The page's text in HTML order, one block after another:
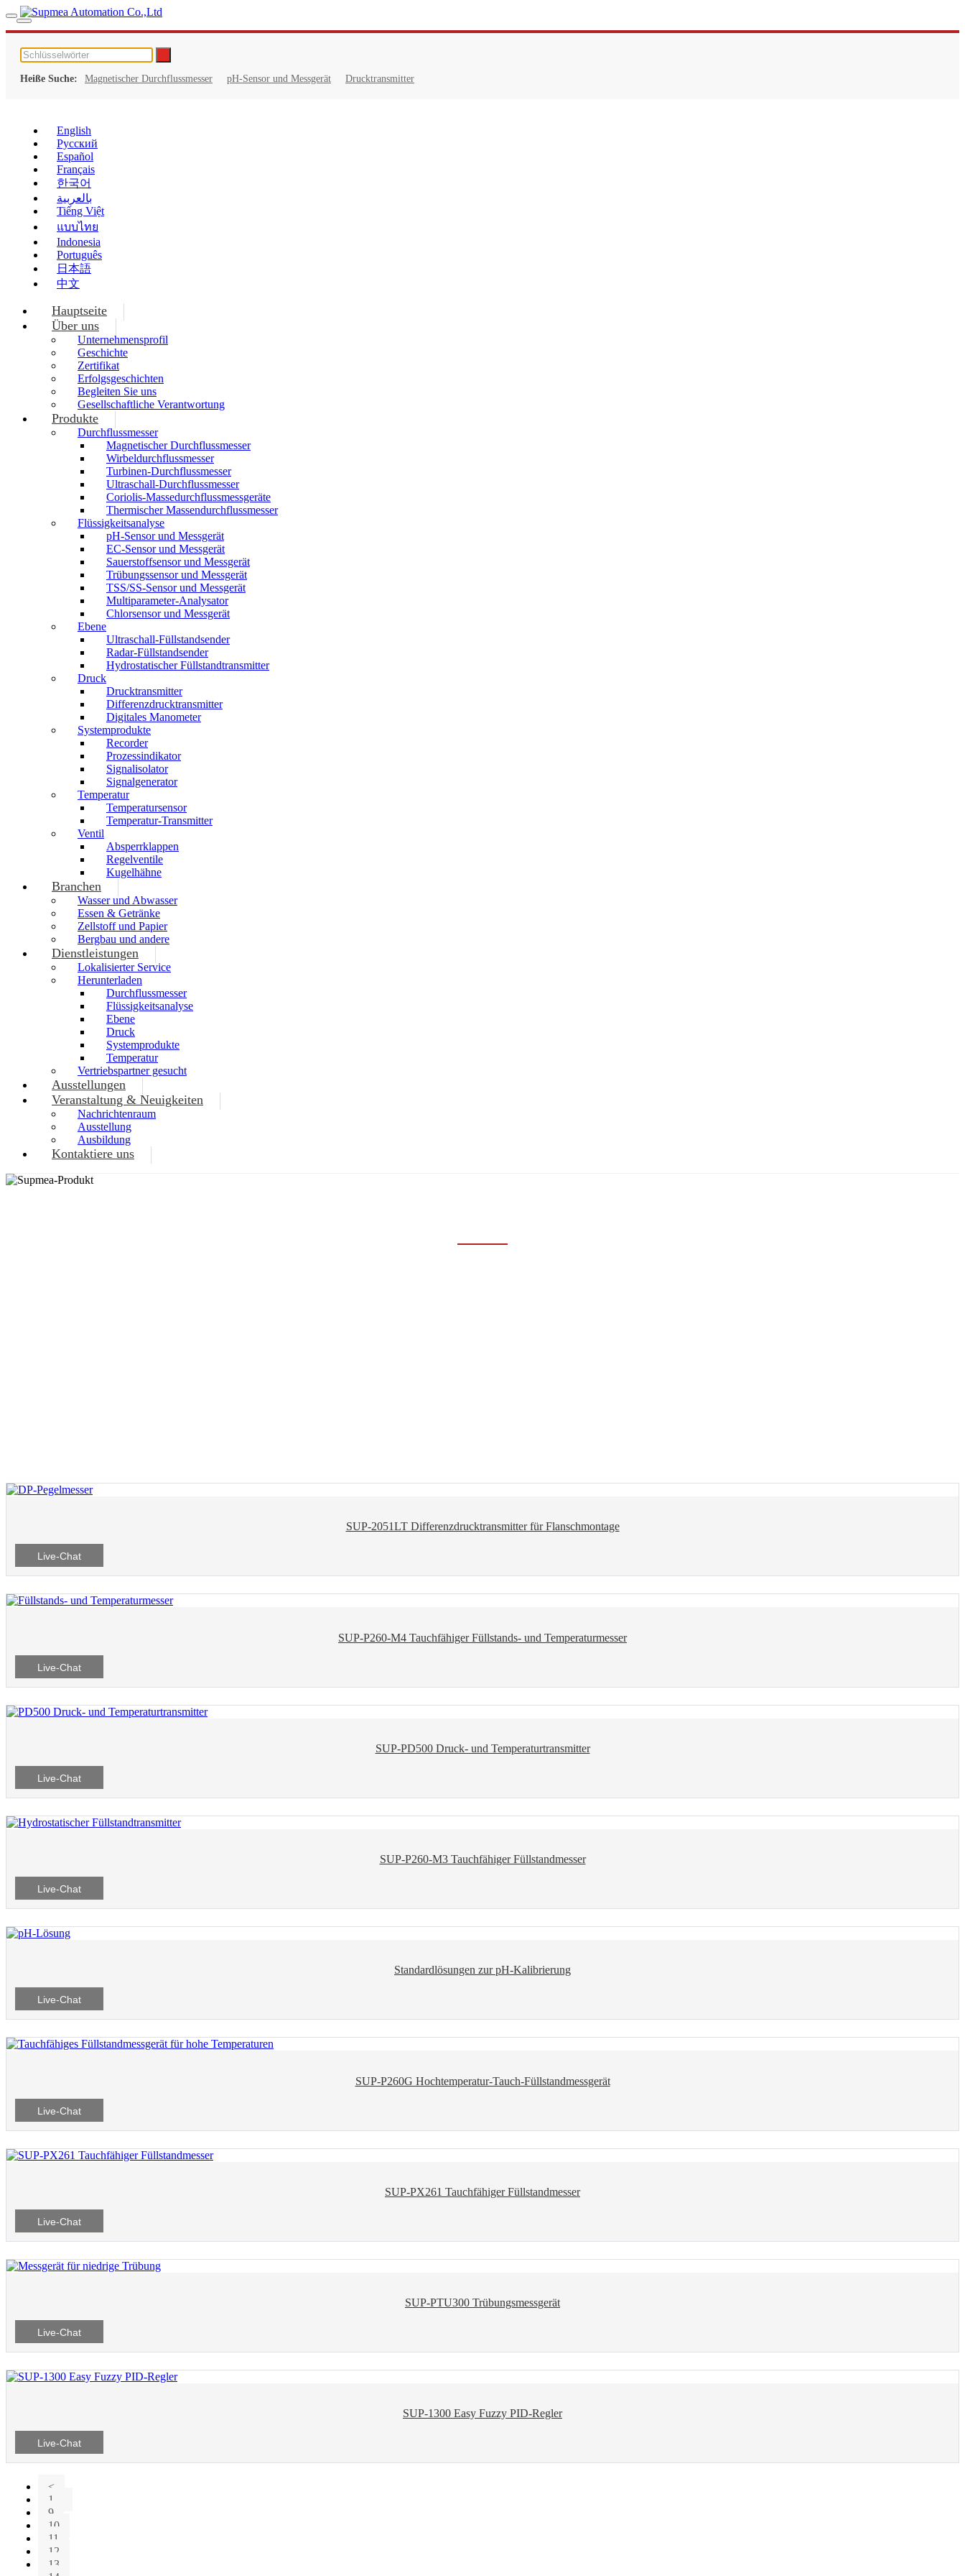
Heiße Suche: Magnetischer Durchflussmesser pH-Sensor und Messgerät Drucktransmitter
English
Русский
Español
Français
한국어
بالعربية
Tiếng Việt
แบบไทย
Indonesia
Português
日本語
中文
Hauptseite
Über uns
Unternehmensprofil
Geschichte
Zertifikat
Erfolgsgeschichten
Begleiten Sie uns
Gesellschaftliche Verantwortung
Produkte
Durchflussmesser
Magnetischer Durchflussmesser
Wirbeldurchflussmesser
Turbinen-Durchflussmesser
Ultraschall-Durchflussmesser
Coriolis-Massedurchflussmessgeräte
Thermischer Massendurchflussmesser
Flüssigkeitsanalyse
pH-Sensor und Messgerät
EC-Sensor und Messgerät
Sauerstoffsensor und Messgerät
Trübungssensor und Messgerät
TSS/SS-Sensor und Messgerät
Multiparameter-Analysator
Chlorsensor und Messgerät
Ebene
Ultraschall-Füllstandsender
Radar-Füllstandsender
Hydrostatischer Füllstandtransmitter
Druck
Drucktransmitter
Differenzdrucktransmitter
Digitales Manometer
Systemprodukte
Recorder
Prozessindikator
Signalisolator
Signalgenerator
Temperatur
Temperatursensor
Temperatur-Transmitter
Ventil
Absperrklappen
Regelventile
Kugelhähne
Branchen
Wasser und Abwasser
Essen & Getränke
Zellstoff und Papier
Bergbau und andere
Dienstleistungen
Lokalisierter Service
Herunterladen
Durchflussmesser
Flüssigkeitsanalyse
Ebene
Druck
Systemprodukte
Temperatur
Vertriebspartner gesucht
Ausstellungen
Veranstaltung & Neuigkeiten
Nachrichtenraum
Ausstellung
Ausbildung
Kontaktiere uns
SUP-2051LT Differenzdrucktransmitter für Flanschmontage
Live-Chat
SUP-P260-M4 Tauchfähiger Füllstands- und Temperaturmesser
Live-Chat
SUP-PD500 Druck- und Temperaturtransmitter
Live-Chat
SUP-P260-M3 Tauchfähiger Füllstandmesser
Live-Chat
Standardlösungen zur pH-Kalibrierung
Live-Chat
SUP-P260G Hochtemperatur-Tauch-Füllstandmessgerät
Live-Chat
SUP-PX261 Tauchfähiger Füllstandmesser
Live-Chat
SUP-PTU300 Trübungsmessgerät
Live-Chat
SUP-1300 Easy Fuzzy PID-Regler
Live-Chat
<
1...
9
10
11
12
13